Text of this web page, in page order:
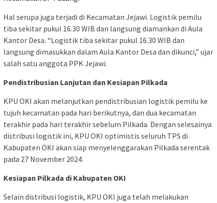
Hal serupa juga terjadi di Kecamatan Jejawi. Logistik pemilu
tiba sekitar pukul 16.30 WIB dan langsung diamankan di Aula
Kantor Desa. “Logistik tiba sekitar pukul 16.30 WIB dan
langsung dimasukkan dalam Aula Kantor Desa dan dikunci,” ujar
salah satu anggota PPK Jejawi.
Pendistribusian Lanjutan dan Kesiapan Pilkada
KPU OKI akan melanjutkan pendistribusian logistik pemilu ke
tujuh kecamatan pada hari berikutnya, dan dua kecamatan
terakhir pada hari terakhir sebelum Pilkada. Dengan selesainya
distribusi logistik ini, KPU OKI optimistis seluruh TPS di
Kabupaten OKI akan siap menyelenggarakan Pilkada serentak
pada 27 November 2024.
Kesiapan Pilkada di Kabupaten OKI
Selain distribusi logistik, KPU OKI juga telah melakukan